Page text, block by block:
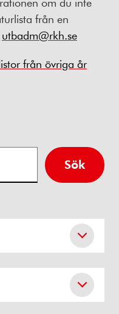
från en
utbadm@rkh.se
från övriga år
Sök